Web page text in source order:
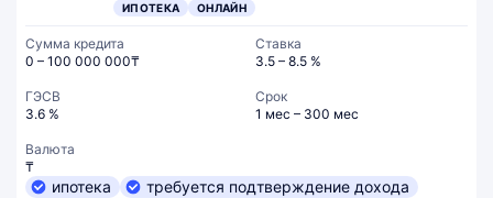
ИПОТЕКА ОНЛАЙН
Сумма кредита
0 – 100 000 000₸
Ставка
3.5 – 8.5 %
ГЭСВ
3.6 %
Срок
1 мес – 300 мес
Валюта
₸
ипотека
требуется подтверждение дохода